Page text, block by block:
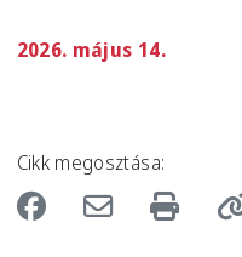
2026. május 14.
Cikk megosztása: